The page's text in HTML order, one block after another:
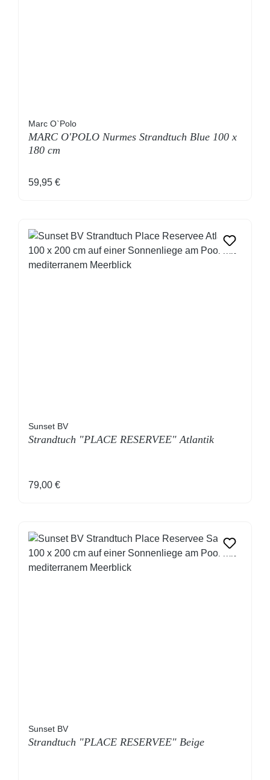
Marc O`Polo
MARC O'POLO Nurmes Strandtuch Blue 100 x
180 cm
Regulärer Preis:
59,95 €
Sunset BV
Strandtuch "PLACE RESERVEE" Atlantik
Regulärer Preis:
79,00 €
Sunset BV
Strandtuch "PLACE RESERVEE" Beige